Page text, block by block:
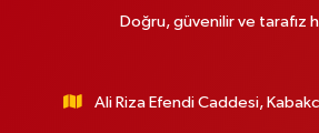
Doğru, güvenilir ve tarafız
Ali Riza Efendi Caddesi,